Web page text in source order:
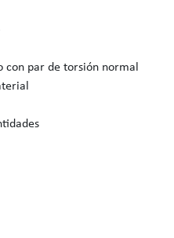
con par de torsión normal